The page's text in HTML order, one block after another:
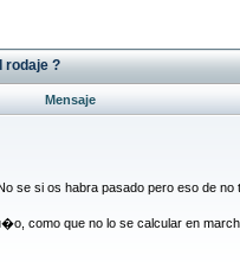
rodaje ?
Mensaje
si os habra pasado pero eso de
como que no lo se calcular en